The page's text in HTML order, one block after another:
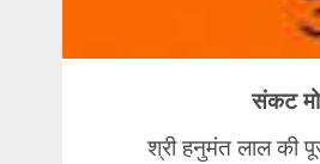
संकट
श्री हनुमंत लाल की